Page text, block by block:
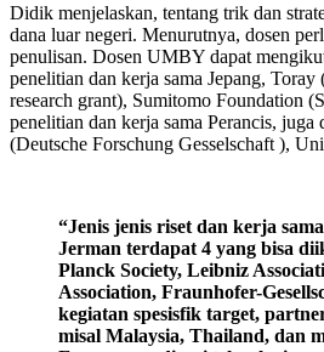
Didik menjelaskan, tentang trik dan
dana luar negeri. Menurutnya, dosen
penulisan. Dosen UMBY dapat
penelitian dan kerja sama Jepang,
research grant), Sumitomo Foundation
penelitian dan kerja sama Perancis, juga
(Deutsche Forschung Gesselschaft ),
“Jenis jenis riset dan kerja
Jerman terdapat 4 yang bisa
Planck Society, Leibniz
Association, Fraunhofer-
kegiatan spesisfik target,
misal Malaysia, Thailand, dan